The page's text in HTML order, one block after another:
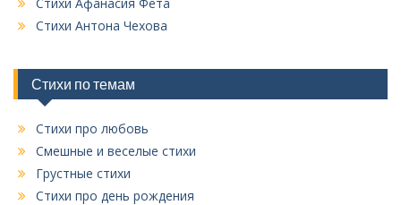
р
у
к
Стихи Антона Чехова
Стихи по темам
Стихи про любовь
Смешные и веселые стихи
Грустные стихи
Стихи про день рождения